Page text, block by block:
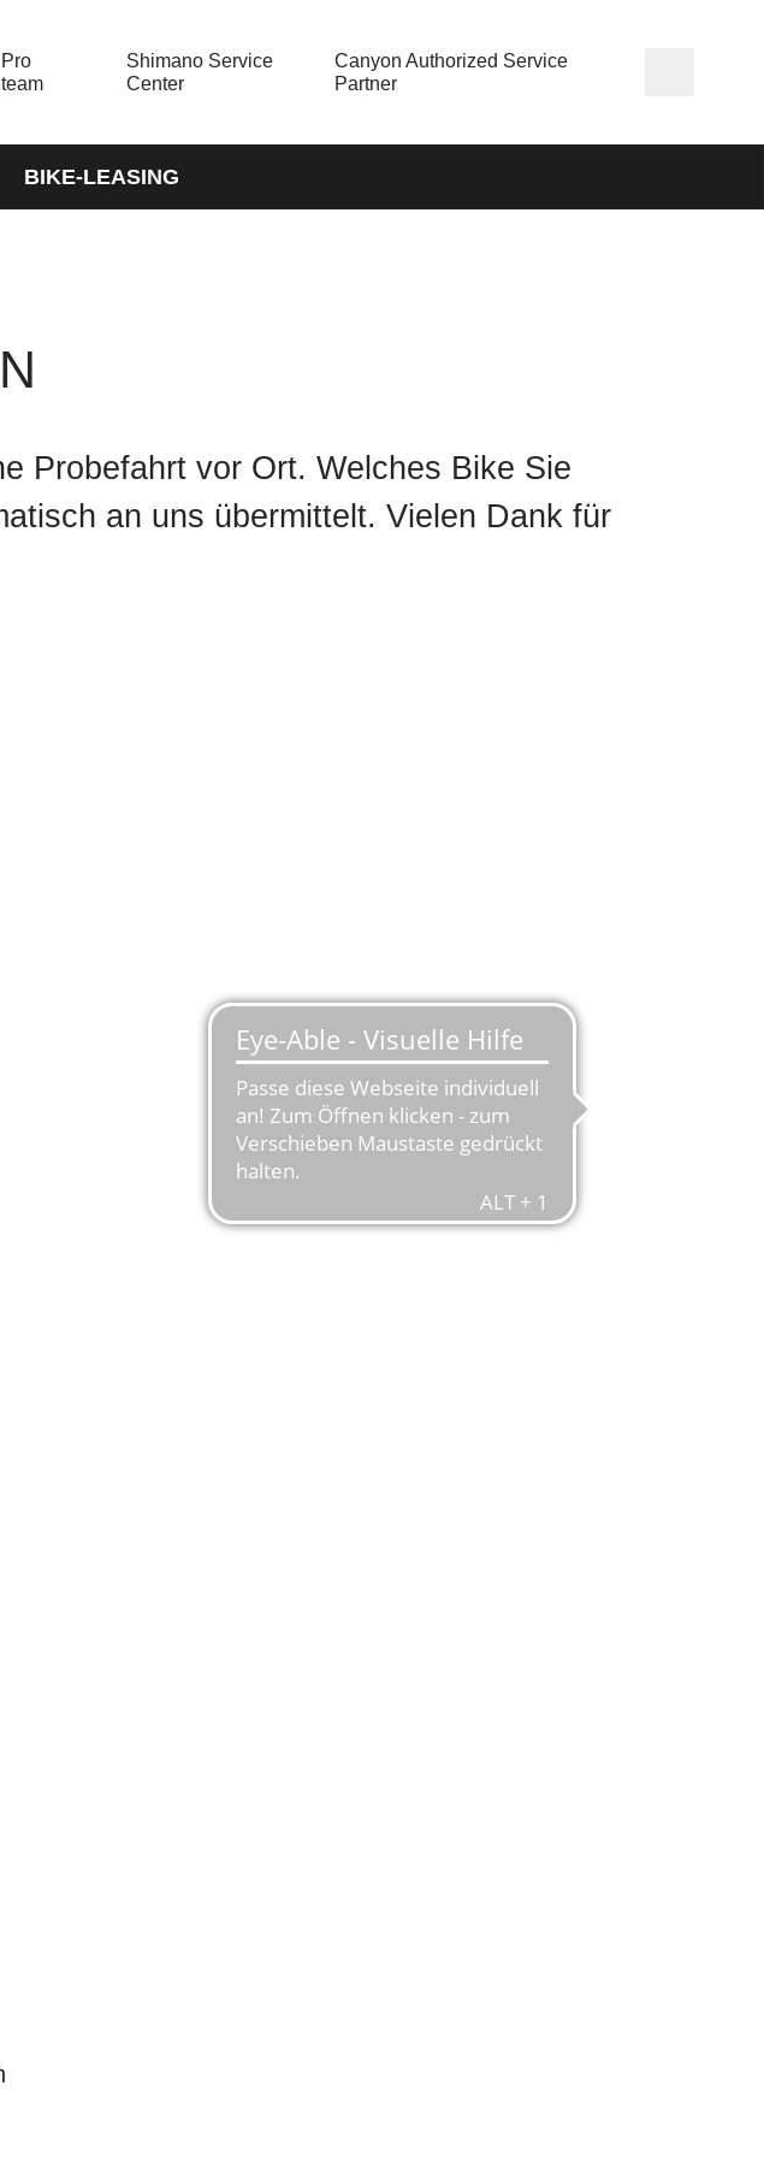
Shimano Service
Center
Canyon Authorized Service
Partner
BIKE-LEASING
Probefahrt vor Ort. Welches Bike Sie
an uns übermittelt. Vielen Dank für